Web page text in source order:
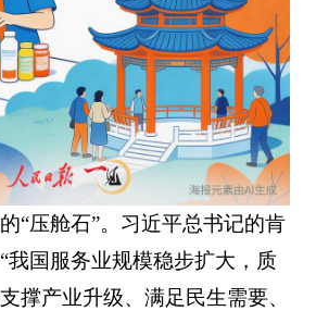
“压舱石”。习近平总书记的肯
我国服务业规模稳步扩大，质
撑产业升级、满足民生需要、